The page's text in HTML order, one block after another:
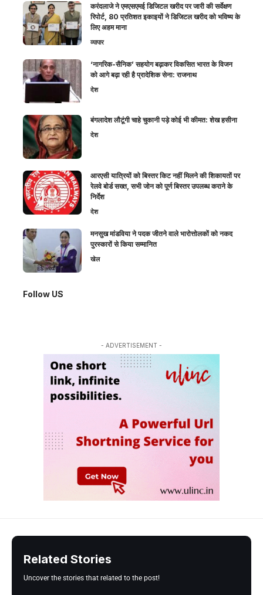
करंदलाजे ने एमएसएमई डिजिटल खरीद पर जारी की सर्वेक्षण
रिपोर्ट, 80 प्रतिशत इकाइयों ने डिजिटल खरीद को भविष्य के
लिए अहम माना
व्यापार
‘नागरिक-सैनिक’ सहयोग बढ़ाकर विकसित भारत के विजन
को आगे बढ़ा रही है प्रादेशिक सेना: राजनाथ
देश
बंगलादेश लौटूंगी चाहे चुकानी पड़े कोई भी कीमत: शेख हसीना
देश
आरएसी यात्रियों को बिस्तर किट नहीं मिलने की शिकायतों पर
रेलवे बोर्ड सख्त, सभी जोन को पूर्ण बिस्तर उपलब्ध कराने के
निर्देश
देश
मनसुख मांडविया ने पदक जीतने वाले भारोत्तोलकों को नकद
पुरस्कारों से किया सम्मानित
खेल
Follow US
- ADVERTISEMENT -
Related Stories
Uncover the stories that related to the post!